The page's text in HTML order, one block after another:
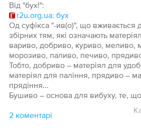
Від "бух!":
r2u.org.ua: бух
Од суфікса "-ив(о)", що вживається
збірних тям, які означають
вариво, добриво, куриво, меливо,
морозиво, паливо, печиво,
Тобто, добриво – матеріял для
матеріял для паління, прядиво –
прядіння...
Бушиво – основа для вибуху, те,
2 коментарі